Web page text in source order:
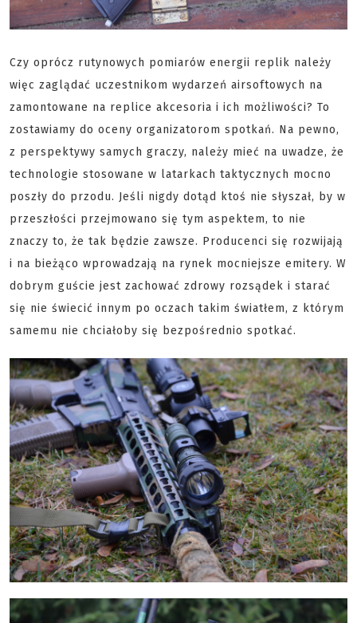
Czy oprócz rutynowych pomiarów energii replik należy
więc zaglądać uczestnikom wydarzeń airsoftowych na
zamontowane na replice akcesoria i ich możliwości? To
zostawiamy do oceny organizatorom spotkań. Na pewno,
z perspektywy samych graczy, należy mieć na uwadze, że
technologie stosowane w latarkach taktycznych mocno
poszły do przodu. Jeśli nigdy dotąd ktoś nie słyszał, by w
przeszłości przejmowano się tym aspektem, to nie
znaczy to, że tak będzie zawsze. Producenci się rozwijają
i na bieżąco wprowadzają na rynek mocniejsze emitery. W
dobrym guście jest zachować zdrowy rozsądek i starać
się nie świecić innym po oczach takim światłem, z którym
samemu nie chciałoby się bezpośrednio spotkać.